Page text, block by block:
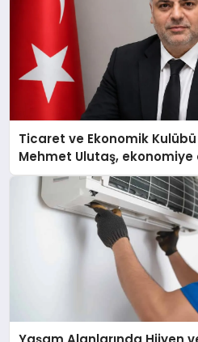
Ticaret ve Ekonomik Kulübü
Mehmet Ulutaş, ekonomiye
açıklamada şunları